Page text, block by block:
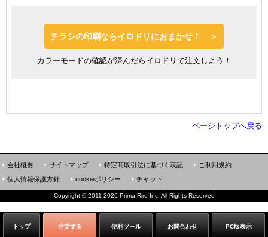
チラシの印刷ならイロドリにおまかせ！ ＞
カラーモードの確認が済んだらイロドリで注文しよう！
ページトップへ戻る
トップ 注文する 便利ツール お問合わせ PC版表示
会社概要 サイトマップ 特定商取引法に基づく表記
ご利用規約
個人情報保護方針
cookieポリシー チャット
Copyright ©2011-2026 Prima-Rire Inc. All Rights Reserved